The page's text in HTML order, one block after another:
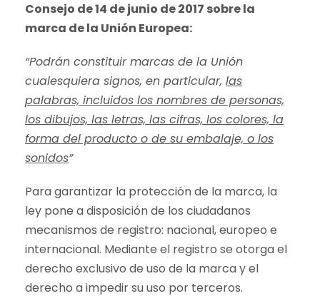
Consejo de 14 de junio de 2017 sobre la
marca de la Unión Europea:
“Podrán constituir marcas de la Unión
cualesquiera signos, en particular, las
palabras, incluidos los nombres de personas,
los dibujos, las letras, las cifras, los colores, la
forma del producto o de su embalaje, o los
sonidos”
Para garantizar la protección de la marca, la
ley pone a disposición de los ciudadanos
mecanismos de registro: nacional, europeo e
internacional. Mediante el registro se otorga el
derecho exclusivo de uso de la marca y el
derecho a impedir su uso por terceros.